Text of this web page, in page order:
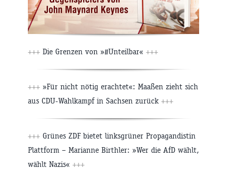
+++ Die Grenzen von »#Unteilbar« +++
+++ »Für nicht nötig erachtet«: Maaßen zieht sich
aus CDU-Wahlkampf in Sachsen zurück +++
+++ Grünes ZDF bietet linksgrüner Propagandistin
Plattform – Marianne Birthler: »Wer die AfD wählt,
wählt Nazis« +++